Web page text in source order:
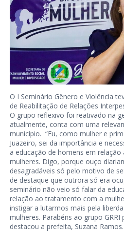
O I Seminário Gênero e Violência
de Reabilitação de Relações
O grupo reflexivo foi reativado na
atualmente, conta com uma
município. “Eu, como mulher e
Juazeiro, sei da importância e
a educação de homens em
mulheres. Digo, porque ouço
desagradáveis só pelo motivo de
de destaque que outrora só era
seminário não veio só falar da
relação ao tratamento com a
instigar a lutarmos mais pela
mulheres. Parabéns ao grupo GRRI
destacou a prefeita, Suzana Ramos.